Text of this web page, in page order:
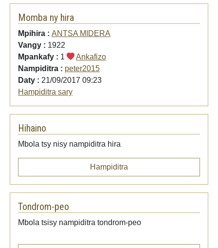
Momba ny hira
Mpihira : ANTSA MIDERA
Vangy : 1922
Mpankafy : 1
Ankafizo
Nampiditra : peter2015
Daty : 21/09/2017 09:23
Hampiditra sary
Hihaino
Mbola tsy nisy nampiditra hira
Hampiditra
Tondrom-peo
Mbola tsisy nampiditra tondrom-peo